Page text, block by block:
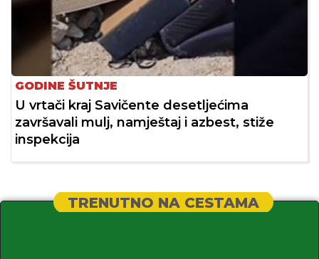
GODINE ŠUTNJE
U vrtači kraj Savičente desetljećima
završavali mulj, namještaj i azbest, stiže
inspekcija
TRENUTNO NA CESTAMA